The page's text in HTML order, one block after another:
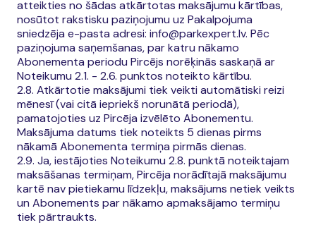
atteikties no šādas atkārtotas maksājumu kārtības,
nosūtot rakstisku paziņojumu uz Pakalpojuma
sniedzēja e-pasta adresi: info@parkexpert.lv. Pēc
paziņojuma saņemšanas, par katru nākamo
Abonementa periodu Pircējs norēķinās saskaņā ar
Noteikumu 2.1. - 2.6. punktos noteikto kārtību.
2.8. Atkārtotie maksājumi tiek veikti automātiski reizi
mēnesī (vai citā iepriekš norunātā periodā),
pamatojoties uz Pircēja izvēlēto Abonementu.
Maksājuma datums tiek noteikts 5 dienas pirms
nākamā Abonementa termiņa pirmās dienas.
2.9. Ja, iestājoties Noteikumu 2.8. punktā noteiktajam
maksāšanas termiņam, Pircēja norādītajā maksājumu
kartē nav pietiekamu līdzekļu, maksājums netiek veikts
un Abonements par nākamo apmaksājamo termiņu
tiek pārtraukts.